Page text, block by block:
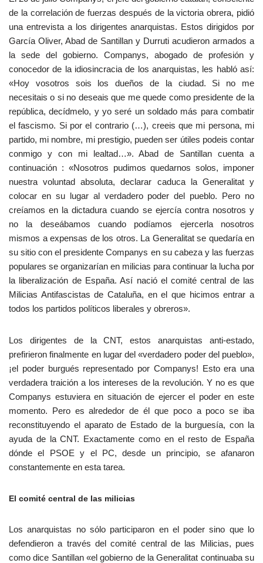
de la correlación de fuerzas después de la victoria obrera, pidió
una entrevista a los dirigentes anarquistas. Estos dirigidos por
García Oliver, Abad de Santillan y Durruti acudieron armados a
la sede del gobierno. Companys, abogado de profesión y
conocedor de la idiosincracia de los anarquistas, les habló así:
«Hoy vosotros sois los dueños de la ciudad. Si no me
necesitais o si no deseais que me quede como presidente de la
república, decídmelo, y yo seré un soldado más para combatir
el fascismo. Si por el contrario (…), creeis que mi persona, mi
partido, mi nombre, mi prestigio, pueden ser útiles podeis contar
conmigo y con mi lealtad…». Abad de Santillan cuenta a
continuación : «Nosotros pudimos quedarnos solos, imponer
nuestra voluntad absoluta, declarar caduca la Generalitat y
colocar en su lugar al verdadero poder del pueblo. Pero no
creíamos en la dictadura cuando se ejercía contra nosotros y
no la deseábamos cuando podíamos ejercerla nosotros
mismos a expensas de los otros. La Generalitat se quedaría en
su sitio con el presidente Companys en su cabeza y las fuerzas
populares se organizarían en milicias para continuar la lucha por
la liberalización de España. Así nació el comité central de las
Milicias Antifascistas de Cataluña, en el que hicimos entrar a
todos los partidos políticos liberales y obreros».
Los dirigentes de la CNT, estos anarquistas anti-estado,
prefirieron finalmente en lugar del «verdadero poder del pueblo»,
¡el poder burgués representado por Companys! Esto era una
verdadera traición a los intereses de la revolución. Y no es que
Companys estuviera en situación de ejercer el poder en este
momento. Pero es alrededor de él que poco a poco se iba
reconstituyendo el aparato de Estado de la burguesía, con la
ayuda de la CNT. Exactamente como en el resto de España
dónde el PSOE y el PC, desde un principio, se afanaron
constantemente en esta tarea.
El comité central de las milicias
Los anarquistas no sólo participaron en el poder sino que lo
defendieron a través del comité central de las Milicias, pues
como dice Santillan «el gobierno de la Generalitat continuaba su